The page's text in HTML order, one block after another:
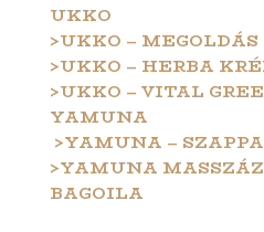
UKKO
>UKKO –
>UKKO – HERBA
>UKKO – VITAL
YAMUNA
>YAMUNA –
>YAMUNA
BAGOILA